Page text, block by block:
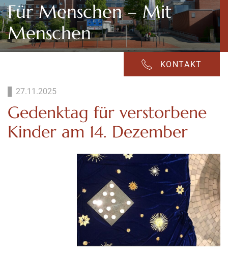
Für Menschen – Mit
Menschen
KONTAKT
27.11.2025
Gedenktag für verstorbene
Kinder am 14. Dezember